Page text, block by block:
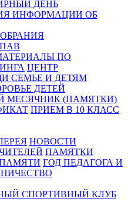
ДЕНЬ
ИНФОРМАЦИИ ОБ
ПО
ЦЕНТР
СЕМЬЕ И ДЕТЯМ
ДЕТЕЙ
МЕСЯЧНИК (ПАМЯТКИ)
ПРИЕМ В 10 КЛАСС
НОВОСТИ
ПАМЯТКИ
ГОД ПЕДАГОГА И
СПОРТИВНЫЙ КЛУБ